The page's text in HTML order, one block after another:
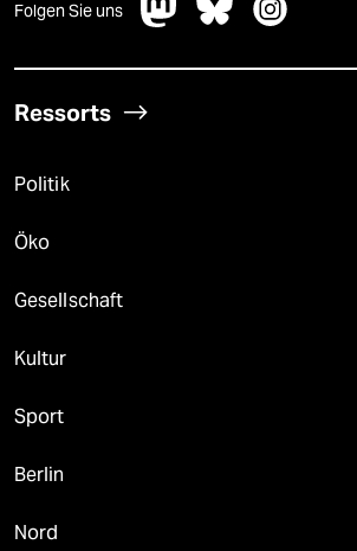
Folgen Sie uns
Ressorts
Politik
Öko
Gesellschaft
Kultur
Sport
Berlin
Nord